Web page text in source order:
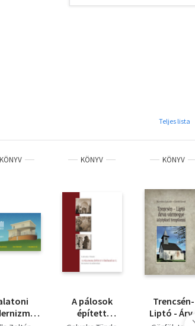
Teljes lista
KÖNYV KÖNYV
A pálosok
épített
KÖNYV
Trencsén-
Liptó - Árva